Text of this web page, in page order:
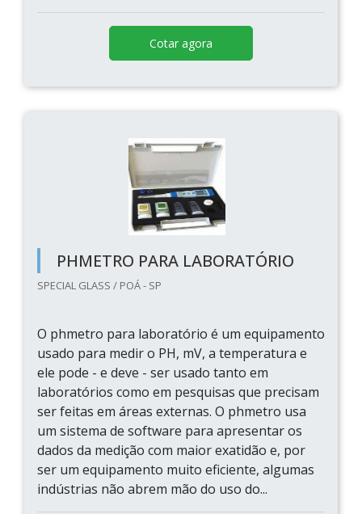
Cotar agora
PHMETRO PARA LABORATÓRIO
SPECIAL GLASS / POÁ - SP
O phmetro para laboratório é um equipamento
usado para medir o PH, mV, a temperatura e
ele pode - e deve - ser usado tanto em
laboratórios como em pesquisas que precisam
ser feitas em áreas externas. O phmetro usa
um sistema de software para apresentar os
dados da medição com maior exatidão e, por
ser um equipamento muito eficiente, algumas
indústrias não abrem mão do uso do...